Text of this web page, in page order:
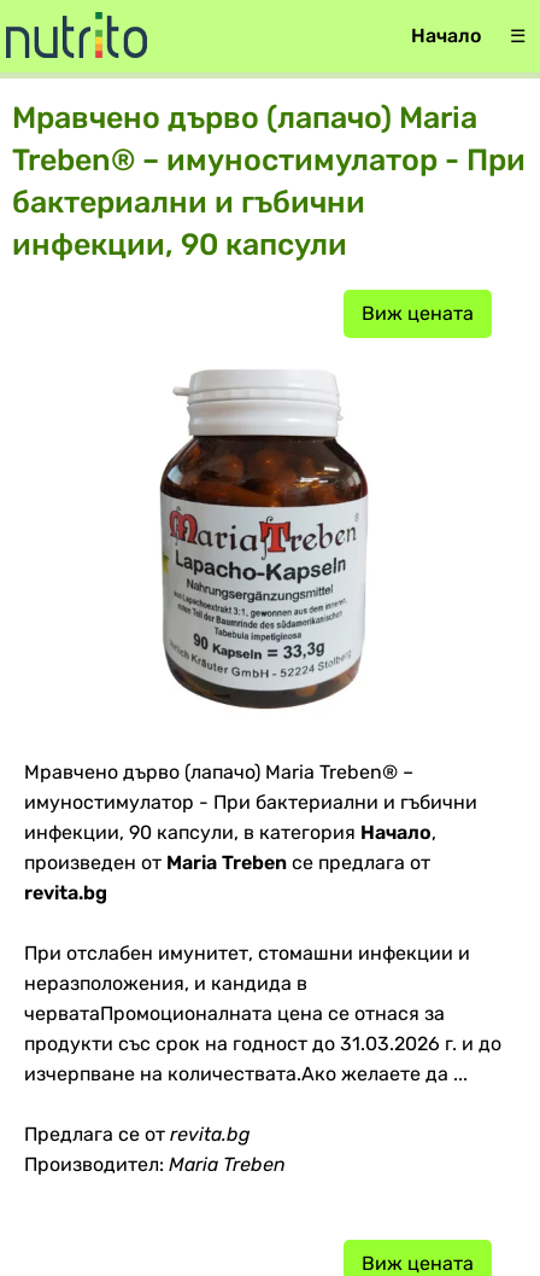
Начало ☰
Мравчено дърво (лапачо) Maria
Treben® – имуностимулатор - При
бактериални и гъбични
инфекции, 90 капсули
Виж цената
Мравчено дърво (лапачо) Maria Treben® –
имуностимулатор - При бактериални и гъбични
инфекции, 90 капсули, в категория Начало,
произведен от Maria Treben се предлага от
revita.bg
При отслабен имунитет, стомашни инфекции и
неразположения, и кандида в
черватаПромоционалната цена се отнася за
продукти със срок на годност до 31.03.2026 г. и до
изчерпване на количествата.Ако желаете да ...
Предлага се от revita.bg
Производител: Maria Treben
Виж цената